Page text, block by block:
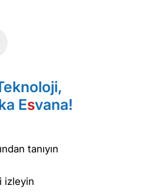
Esvana!
tanıyın
izleyin